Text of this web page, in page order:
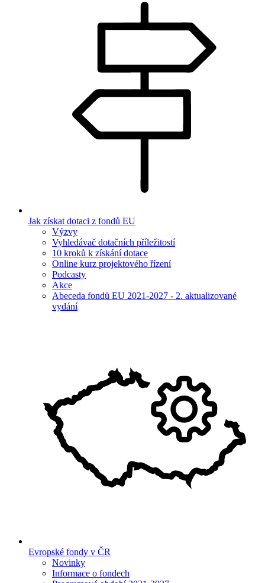
Jak získat dotaci z fondů EU
Výzvy
Vyhledávač dotačních příležitostí
10 kroků k získání dotace
Online kurz projektového řízení
Podcasty
Akce
Abeceda fondů EU 2021-2027 - 2. aktualizované
vydání
Evropské fondy v ČR
Novinky
Informace o fondech